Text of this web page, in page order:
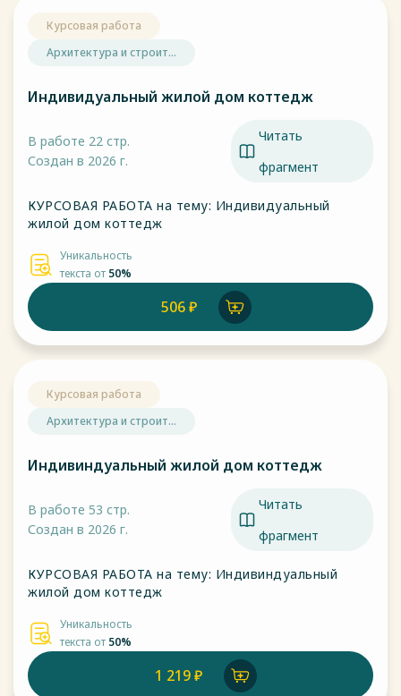
Курсовая работа
Архитектура и строит...
Индивидуальный жилой дом коттедж
В работе 22 стр.
Создан в 2026 г.
Читать
фрагмент
КУРСОВАЯ РАБОТА на тему: Индивидуальный
жилой дом коттедж
Уникальность
текста от 50%
506 ₽
Курсовая работа
Архитектура и строит...
Индивиндуальный жилой дом коттедж
В работе 53 стр.
Создан в 2026 г.
Читать
фрагмент
КУРСОВАЯ РАБОТА на тему: Индивиндуальный
жилой дом коттедж
Уникальность
текста от 50%
1 219 ₽